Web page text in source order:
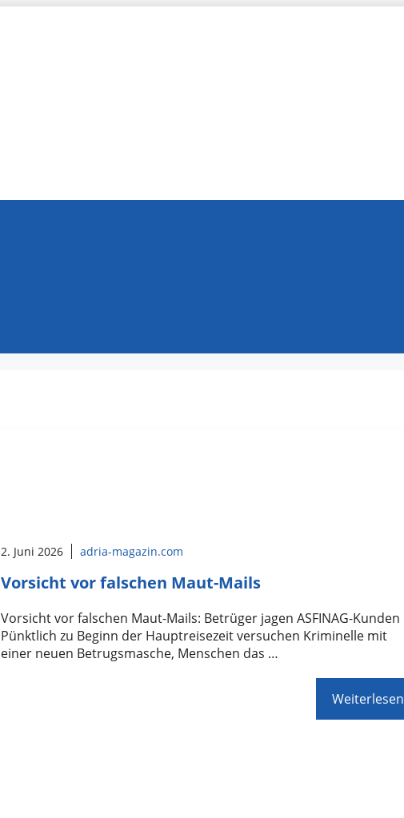
2. Juni 2026 adria-magazin.com
Vorsicht vor falschen Maut-Mails
Vorsicht vor falschen Maut-Mails: Betrüger jagen ASFINAG-Kunden
Pünktlich zu Beginn der Hauptreisezeit versuchen Kriminelle mit
einer neuen Betrugsmasche, Menschen das …
Weiterlesen